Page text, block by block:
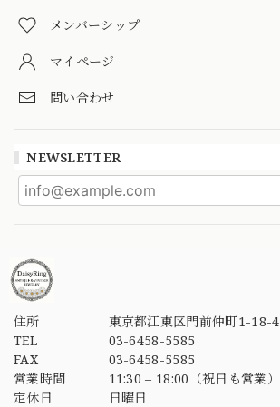
メンバーシップ
マイページ
問い合わせ
NEWSLETTER
住所
東京都江東区門前仲町1-18-4
TEL
03-6458-5585
FAX
03-6458-5585
営業時間
11:30 – 18:00（祝日も営業）
定休日
日曜日